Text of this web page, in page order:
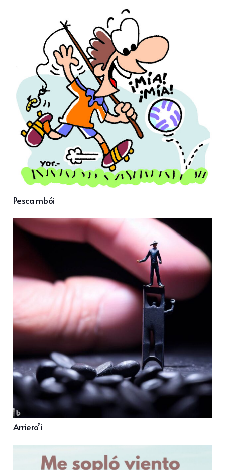
Pesca mbói
Arriero’i